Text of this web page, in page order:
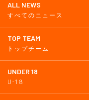
ALL NEWS
すべてのニュース
TOP TEAM
トップチーム
UNDER 18
U-18